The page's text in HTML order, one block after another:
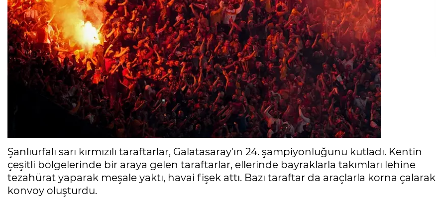
Şanlıurfalı sarı kırmızılı taraftarlar, Galatasaray'ın 24. şampiyonluğunu kutladı. Kentin
çeşitli bölgelerinde bir araya gelen taraftarlar, ellerinde bayraklarla takımları lehine
tezahürat yaparak meşale yaktı, havai fişek attı. Bazı taraftar da araçlarla korna çalarak
konvoy oluşturdu.